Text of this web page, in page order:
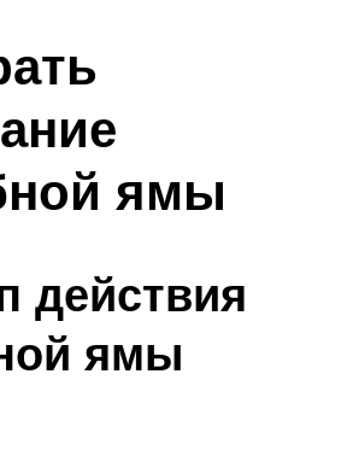
ямы
действия
ямы